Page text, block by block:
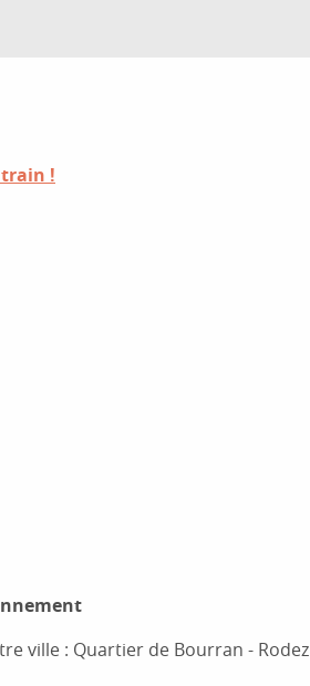
train !
ville : Quartier de Bourran - Rodez